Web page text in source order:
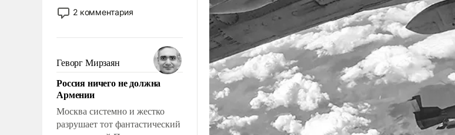
США потребуется более трех
лет. Даже небольшая война с
Сложившаяся ситуация
означает многолетний период
уязвимости США, например,
перед Китаем.
2 комментария
Геворг Мирзаян
Россия ничего не должна
Армении
Москва системно и жестко
разрушает тот фантастический